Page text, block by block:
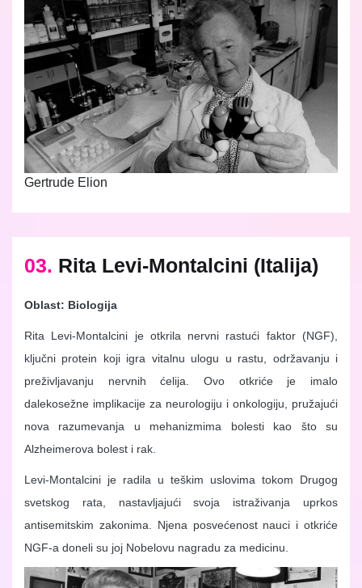
Gertrude Elion
03. Rita Levi-Montalcini (Italija)
Oblast: Biologija
Rita Levi-Montalcini je otkrila nervni rastući faktor (NGF),
ključni protein koji igra vitalnu ulogu u rastu, održavanju i
preživljavanju nervnih ćelija. Ovo otkriće je imalo
dalekosežne implikacije za neurologiju i onkologiju, pružajući
nova razumevanja u mehanizmima bolesti kao što su
Alzheimerova bolest i rak.
Levi-Montalcini je radila u teškim uslovima tokom Drugog
svetskog rata, nastavljajući svoja istraživanja uprkos
antisemitskim zakonima. Njena posvećenost nauci i otkriće
NGF-a doneli su joj Nobelovu nagradu za medicinu.